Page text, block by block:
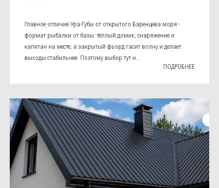
Главное отличие Ура-Губы от открытого Баренцева моря -
формат рыбалки от базы: тёплый домик, снаряжение и
капитан на месте, а закрытый фьорд гасит волну и делает
выходы стабильнее. Поэтому выбор тут н...
ПОДРОБНЕЕ